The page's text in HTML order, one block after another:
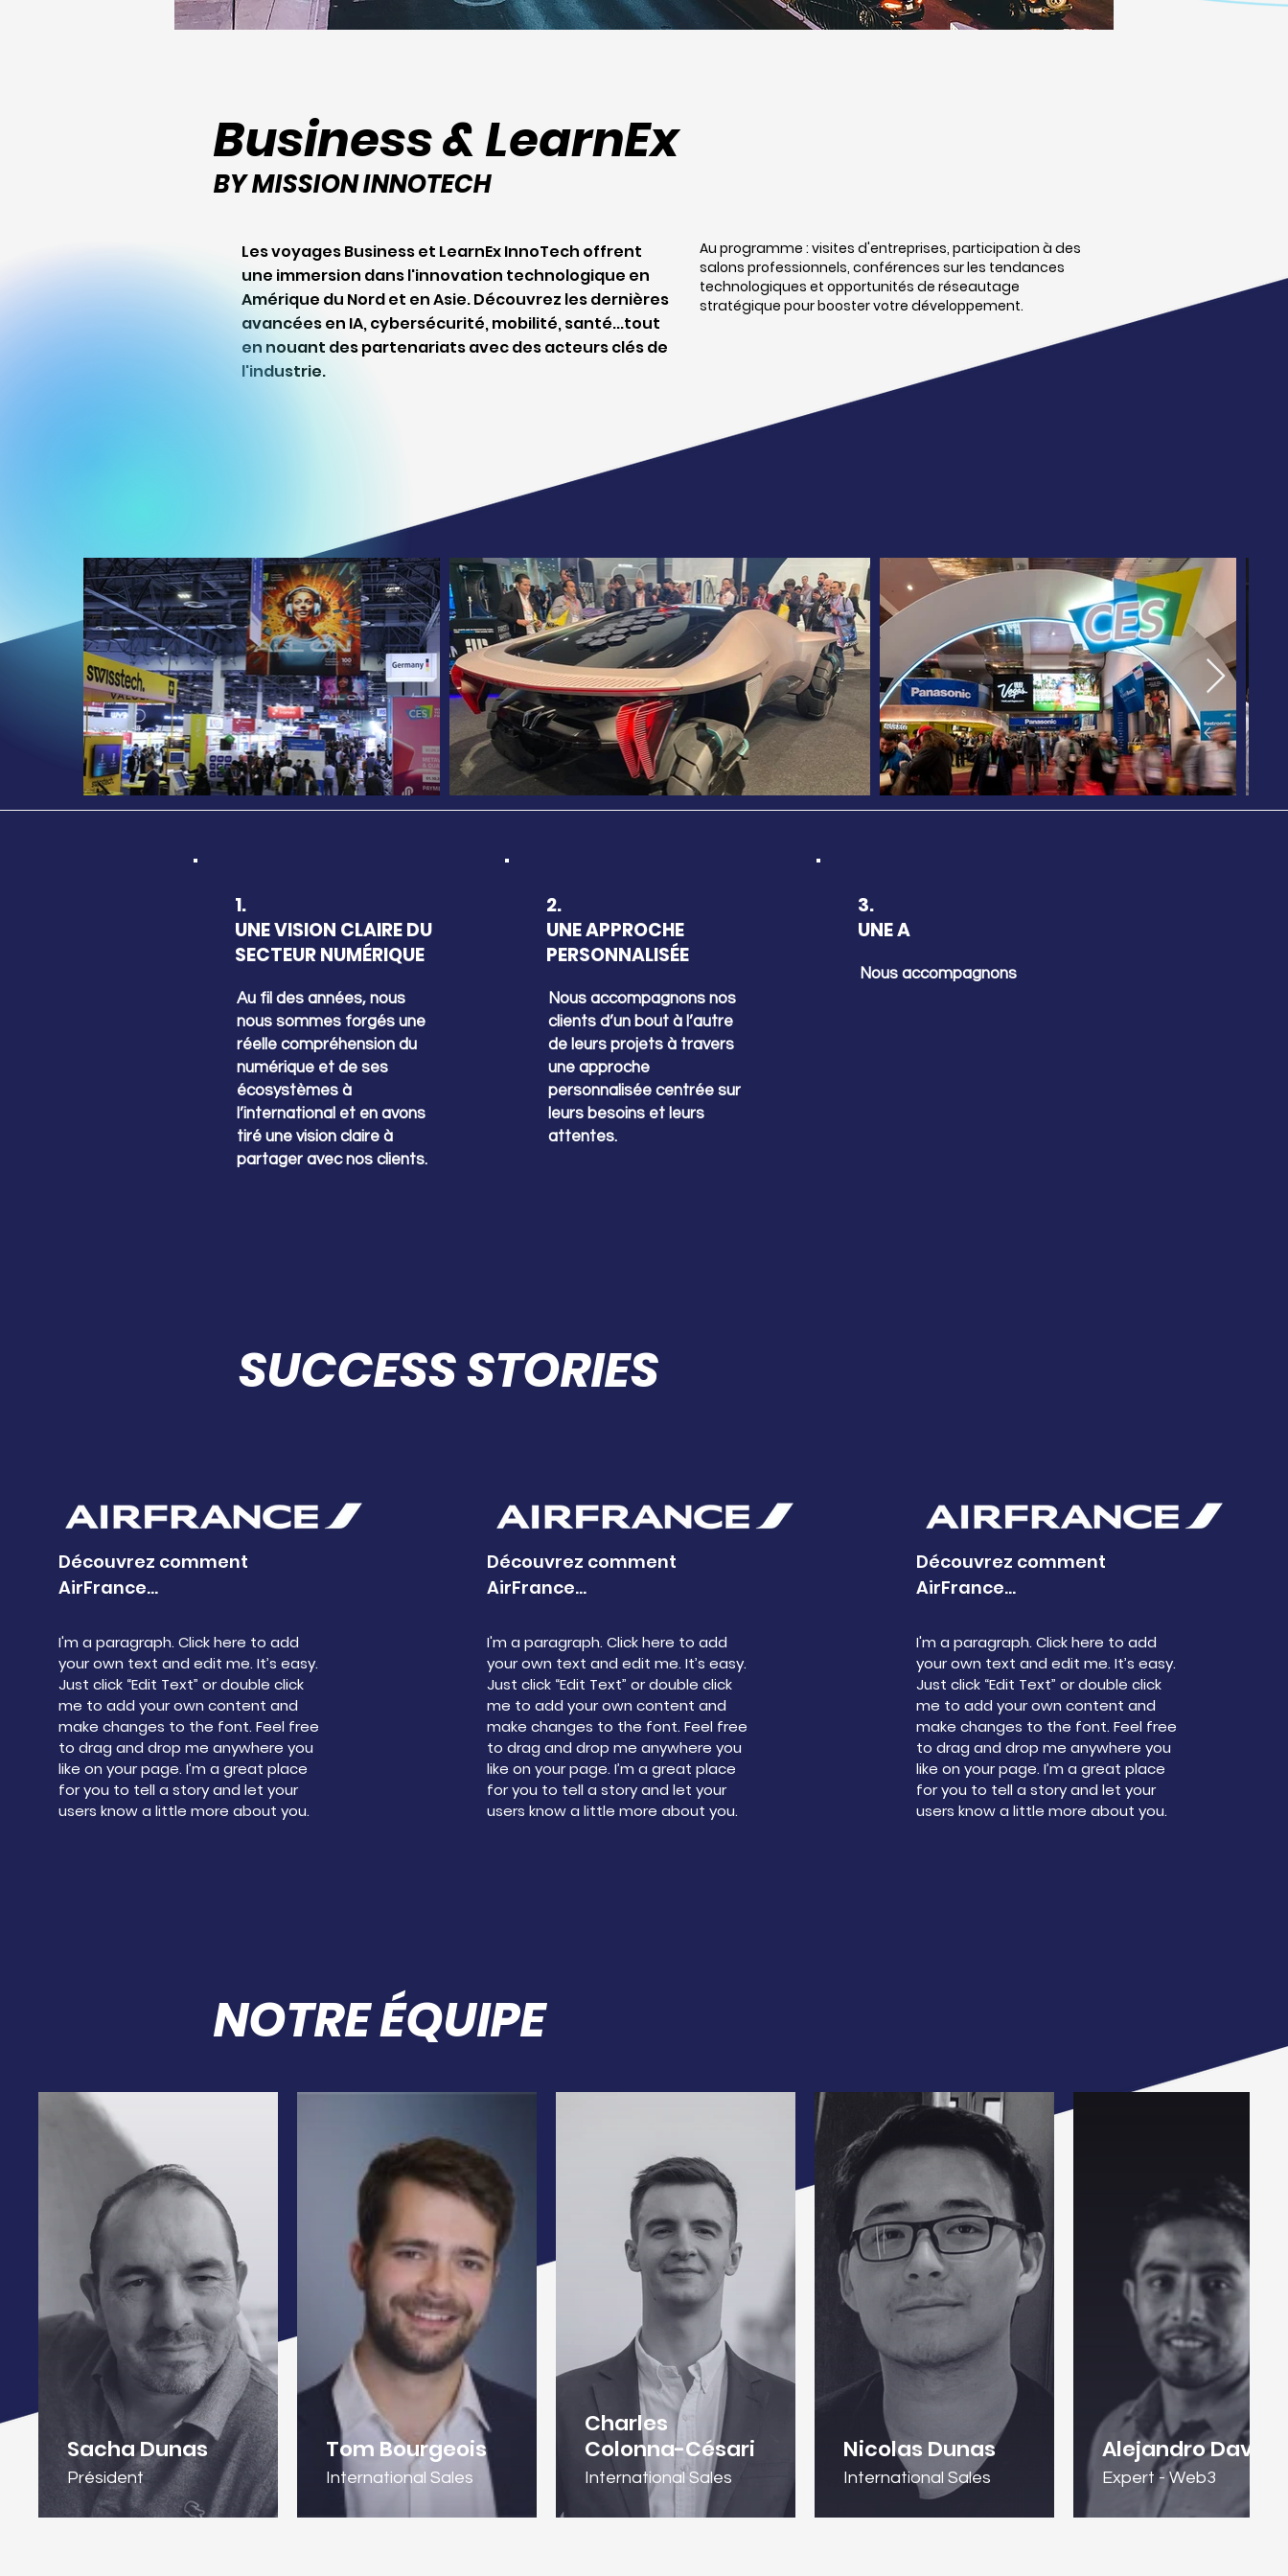
Business & LearnEx
BY MISSION INNOTECH
Les voyages Business et LearnEx InnoTech offrent
une immersion dans l'innovation technologique en
Amérique du Nord et en Asie. Découvrez les dernières
avancées en IA, cybersécurité, mobilité, santé...tout
en nouant des partenariats avec des acteurs clés de
l'industrie.
Au programme : visites d'entreprises, participation à des
salons professionnels, conférences sur les tendances
technologiques et opportunités de réseautage
stratégique pour booster votre développement.
1.
UNE VISION CLAIRE DU
SECTEUR NUMÉRIQUE
Au fil des années, nous
nous sommes forgés une
réelle compréhension du
numérique et de ses
écosystèmes à
l’international et en avons
tiré une vision claire à
partager avec nos clients.
2.
UNE APPROCHE
PERSONNALISÉE
Nous accompagnons nos
clients d’un bout à l’autre
de leurs projets à travers
une approche
personnalisée centrée sur
leurs besoins et leurs
attentes.
3.
UNE A
Nous accompagnons
Découvrez comment
AirFrance...
I'm a paragraph. Click here to add
your own text and edit me. It’s easy.
Just click “Edit Text” or double click
me to add your own content and
make changes to the font. Feel free
to drag and drop me anywhere you
like on your page. I’m a great place
for you to tell a story and let your
users know a little more about you.
SUCCESS STORIES
Découvrez comment
AirFrance...
I'm a paragraph. Click here to add
your own text and edit me. It’s easy.
Just click “Edit Text” or double click
me to add your own content and
make changes to the font. Feel free
to drag and drop me anywhere you
like on your page. I’m a great place
for you to tell a story and let your
users know a little more about you.
Découvrez comment
AirFrance...
I'm a paragraph. Click here to add
your own text and edit me. It’s easy.
Just click “Edit Text” or double click
me to add your own content and
make changes to the font. Feel free
to drag and drop me anywhere you
like on your page. I’m a great place
for you to tell a story and let your
users know a little more about you.
NOTRE ÉQUIPE
Sacha Dunas
Président
Tom Bourgeois
International Sales
Charles
Colonna-Césari
International Sales
Nicolas Dunas
International Sales
Alejandro David
Expert - Web3